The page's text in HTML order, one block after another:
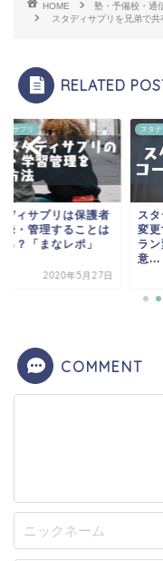
HOME 塾・予備校・通
スタディサプリを兄弟で
RELATED
ィサプリ
ディサプリは保護者
録・管理することは
る？「まなレポ」
2020年5月27日
スタ
ス
変
ラ
意...
COMMENT